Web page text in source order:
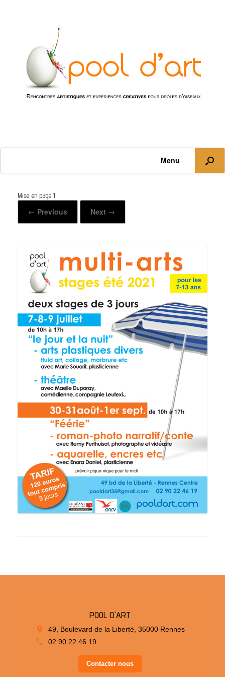
Menu
Mise en page 1
← Previous Next →
POOL D'ART
49, Boulevard de la Liberté, 35000 Rennes
02 90 22 46 19
Contacter nous